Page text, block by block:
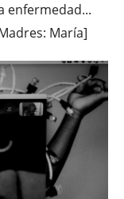
enfermedad...
María]